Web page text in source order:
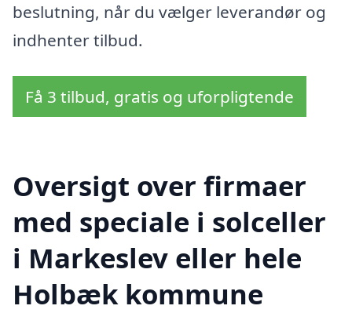
beslutning, når du vælger leverandør og
indhenter tilbud.
Få 3 tilbud, gratis og uforpligtende
Oversigt over firmaer
med speciale i solceller
i Markeslev eller hele
Holbæk kommune